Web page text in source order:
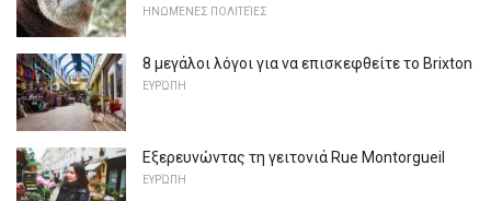
ΗΝΩΜΈΝΕΣ ΠΟΛΙΤΕΊΕΣ
8 μεγάλοι λόγοι για να επισκεφθείτε το Brixton
ΕΥΡΏΠΗ
Εξερευνώντας τη γειτονιά Rue Montorgueil
ΕΥΡΏΠΗ